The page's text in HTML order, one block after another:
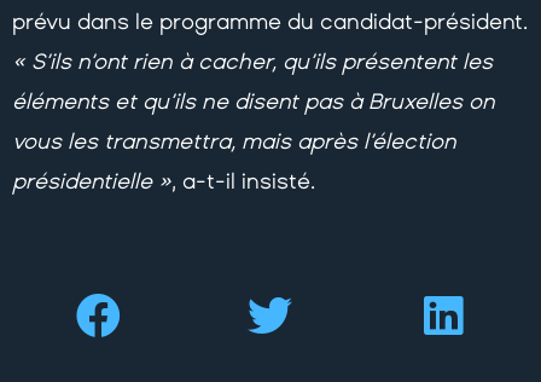
prévu dans le programme du candidat-président.
« S’ils n’ont rien à cacher, qu’ils présentent les
éléments et qu’ils ne disent pas à Bruxelles on
vous les transmettra, mais après l’élection
présidentielle », a-t-il insisté.